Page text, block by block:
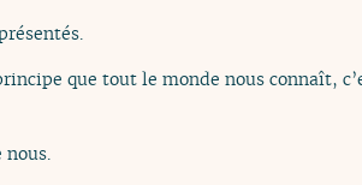
que tout le monde nous connaît,
nous.